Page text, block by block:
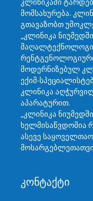
მომსახურება.
გთავაზობთ
„კლინიკა
მოდერნიზებულ
ექიმ-
კლინიკა
აპარატურით.
„კლინიკა
ხელმისაწვდომია
ასევე
კონტაქტი